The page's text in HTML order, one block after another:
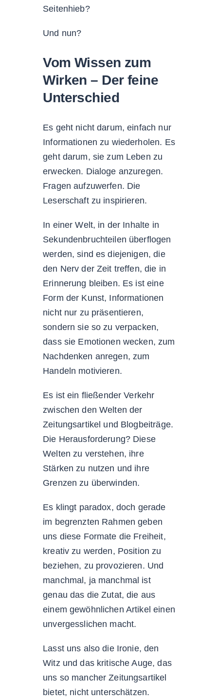
Seitenhieb?
Und nun?
Vom Wissen zum
Wirken – Der feine
Unterschied
Es geht nicht darum, einfach nur
Informationen zu wiederholen. Es
geht darum, sie zum Leben zu
erwecken. Dialoge anzuregen.
Fragen aufzuwerfen. Die
Leserschaft zu inspirieren.
In einer Welt, in der Inhalte in
Sekundenbruchteilen überflogen
werden, sind es diejenigen, die
den Nerv der Zeit treffen, die in
Erinnerung bleiben. Es ist eine
Form der Kunst, Informationen
nicht nur zu präsentieren,
sondern sie so zu verpacken,
dass sie Emotionen wecken, zum
Nachdenken anregen, zum
Handeln motivieren.
Es ist ein fließender Verkehr
zwischen den Welten der
Zeitungsartikel und Blogbeiträge.
Die Herausforderung? Diese
Welten zu verstehen, ihre
Stärken zu nutzen und ihre
Grenzen zu überwinden.
Es klingt paradox, doch gerade
im begrenzten Rahmen geben
uns diese Formate die Freiheit,
kreativ zu werden, Position zu
beziehen, zu provozieren. Und
manchmal, ja manchmal ist
genau das die Zutat, die aus
einem gewöhnlichen Artikel einen
unvergesslichen macht.
Lasst uns also die Ironie, den
Witz und das kritische Auge, das
uns so mancher Zeitungsartikel
bietet, nicht unterschätzen.